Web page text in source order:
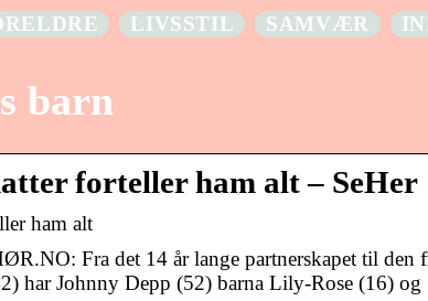
LIVSSTIL SAMVÆR
barn
forteller ham alt – SeHer
ham alt
Fra det 14 år lange partnerskapet til den
har Johnny Depp (52) barna Lily-Rose (16)